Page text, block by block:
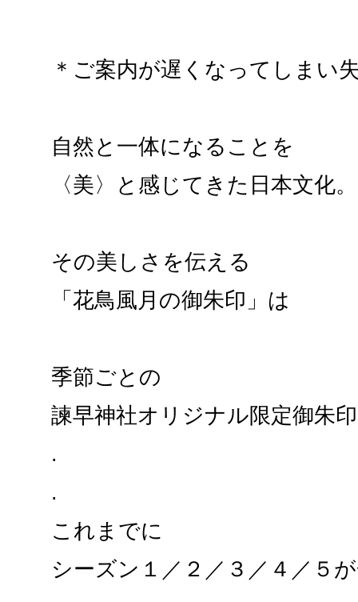
＊ご案内が遅くなってしまい
自然と一体になることを
〈美〉と感じてきた日本文化。
その美しさを伝える
「花鳥風月の御朱印」は
季節ごとの
諫早神社オリジナル限定御朱
.
.
これまでに
シーズン１／２／３／４／５